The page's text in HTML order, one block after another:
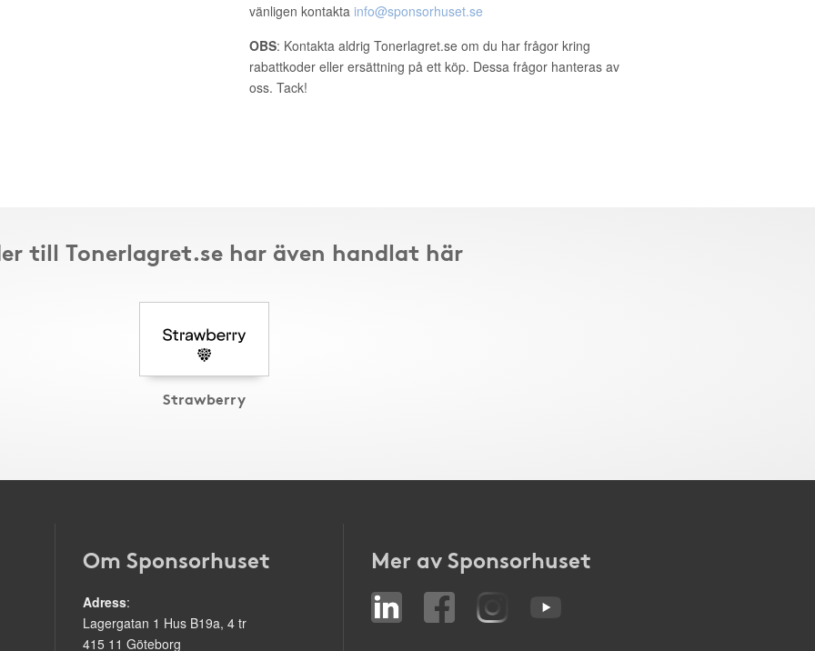
vänligen kontakta info@sponsorhuset.se
OBS: Kontakta aldrig Tonerlagret.se om du har frågor kring
rabattkoder eller ersättning på ett köp. Dessa frågor hanteras av
oss. Tack!
till Tonerlagret.se har även handlat här
Strawberry
Om Sponsorhuset
Adress:
Lagergatan 1 Hus B19a, 4 tr
415 11 Göteborg
Mer av Sponsorhuset